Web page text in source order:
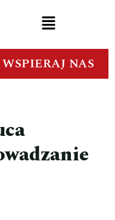
WSPIERAJ NAS